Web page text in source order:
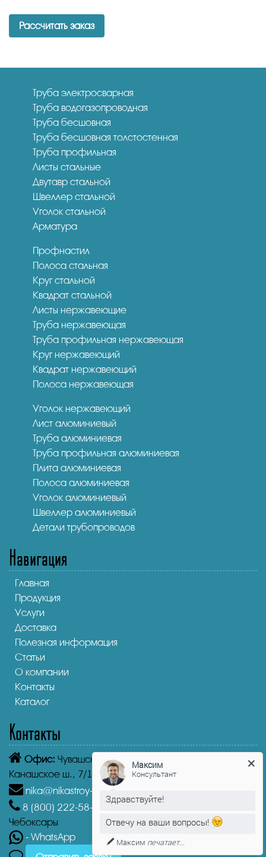
Рассчитать заказ
Труба электросварная
Труба водогазопроводная
Труба бесшовная
Труба бесшовная толстостенная
Труба профильная
Листы стальные
Двутавр стальной
Швеллер стальной
Уголок стальной
Арматура
Профнастил
Полоса стальная
Круг стальной
Квадрат стальной
Листы нержавеющие
Труба нержавеющая
Труба профильная нержавеющая
Круг нержавеющий
Квадрат нержавеющий
Полоса нержавеющая
Уголок нержавеющий
Лист алюминиевый
Труба алюминиевая
Труба профильная алюминиевая
Плита алюминиевая
Полоса алюминиевая
Уголок алюминиевый
Швеллер алюминиевый
Детали трубопроводов
Навигация
Главная
Продукция
Услуги
Доставка
Полезная информация
Статьи
О компании
Контакты
Каталог
Контакты
Офис: Чувашская Республика,
Канашское ш., 7/1
nika@nikastroy-msk.ru
8 (800) 222-58-30
Звонок бесплатный из г.
Чебоксары
- WhatsApp
Максим
Консультант
Здравствуйте!
Отвечу на ваши вопросы!
Максим печатает...